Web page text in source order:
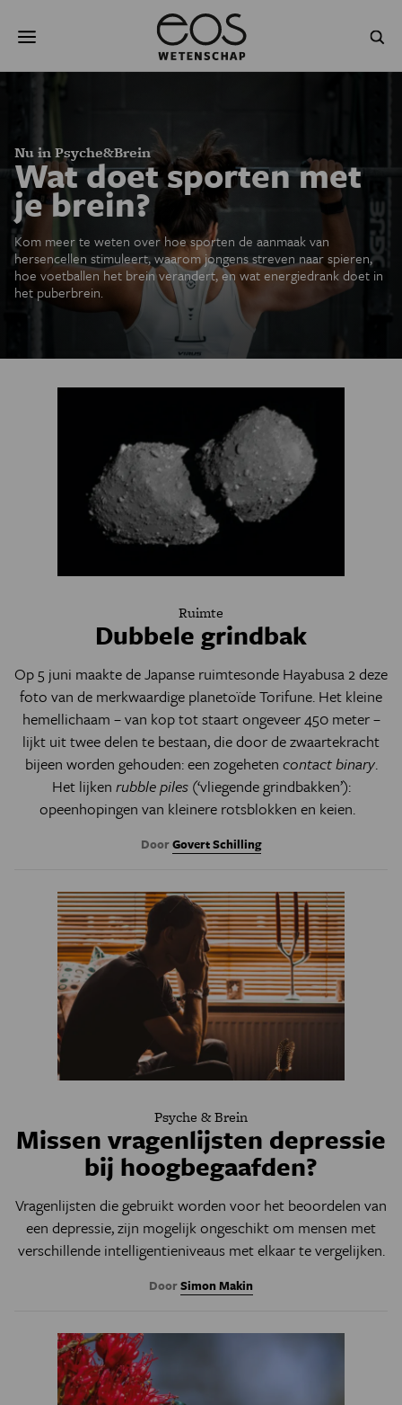
naar
inhoud
NATUURWETENSCHAPPEN GESCHIEDENIS
PODCAST AGENDA
JONGE UITDAGERS
Nu in Psyche&Brein
Wat doet sporten met
je brein?
Kom meer te weten over hoe sporten de aanmaak van
hersencellen stimuleert, waarom jongens streven naar spieren,
hoe voetballen het brein verandert, en wat energiedrank doet in
het puberbrein.
Ruimte
Dubbele grindbak
Op 5 juni maakte de Japanse ruimtesonde Hayabusa 2 deze
foto van de merkwaardige planetoïde Torifune. Het kleine
hemellichaam – van kop tot staart ongeveer 450 meter –
lijkt uit twee delen te bestaan, die door de zwaartekracht
bijeen worden gehouden: een zogeheten contact binary.
Het lijken rubble piles(‘vliegende grindbakken’):
opeenhopingen van kleinere rotsblokken en keien.
DoorGovert Schilling
Psyche & Brein
Missen vragenlijsten depressie
bij hoogbegaafden?
Vragenlijsten die gebruikt worden voor het beoordelen van
een depressie, zijn mogelijk ongeschikt om mensen met
verschillende intelligentieniveaus met elkaar te vergelijken.
DoorSimon Makin